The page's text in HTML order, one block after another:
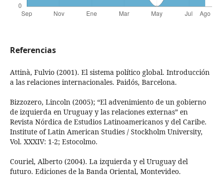
Referencias
Attinà, Fulvio (2001). El sistema político global. Introducción
a las relaciones internacionales. Paidós, Barcelona.
Bizzozero, Lincoln (2005); “El advenimiento de un gobierno
de izquierda en Uruguay y las relaciones externas” en
Revista Nórdica de Estudios Latinoamericanos y del Caribe.
Institute of Latin American Studies / Stockholm University,
Vol. XXXIV: 1-2; Estocolmo.
Couriel, Alberto (2004). La izquierda y el Uruguay del
futuro. Ediciones de la Banda Oriental, Montevideo.